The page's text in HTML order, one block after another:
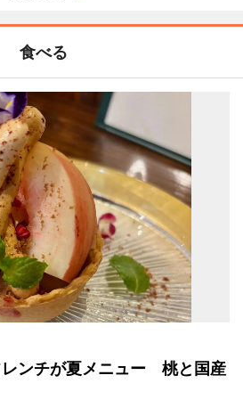
食べる
レンチが夏メニュー 桃と国産